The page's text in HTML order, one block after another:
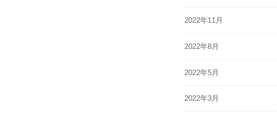
2022年11月
2022年8月
2022年5月
2022年3月